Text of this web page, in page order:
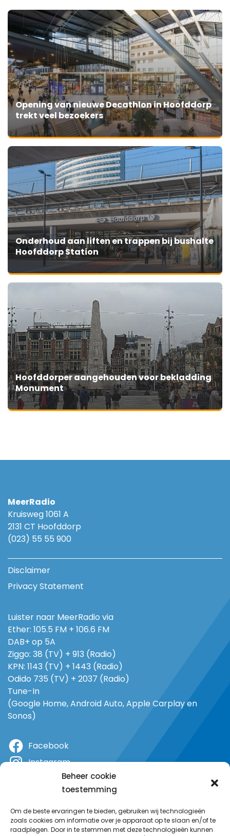
Beheer cookie
toestemming
Om de beste ervaringen te bieden, gebruiken wij technologieën
zoals cookies om informatie over je apparaat op te slaan en/of te
raadplegen. Door in te stemmen met deze technologieën kunnen
Opening van nieuwe Decathlon in Hoofddorp
trekt veel bezoekers
Onderhoud aan liften en trappen bij bushalte
Hoofddorp Station
Hoofddorper aangehouden voor bekladding
Monument
MeerRadio
Kruisweg 1061 A
2131 CT Hoofddorp
(023) 55 55 900
Disclaimer
Privacy Statement
Luister naar MeerRadio via
Ether: 105.5 FM + 106.6 FM
DAB+ op 5A
Ziggo: 38 (TV) + 913 (Radio)
KPN: 1143 (TV) + 1443 (Radio)
Odido 735 (TV) + 2037 (Radio)
Tune-In
(Google Home, Android Auto, Apple Carplay en
Sonos)
Facebook
Instagram
YouTube